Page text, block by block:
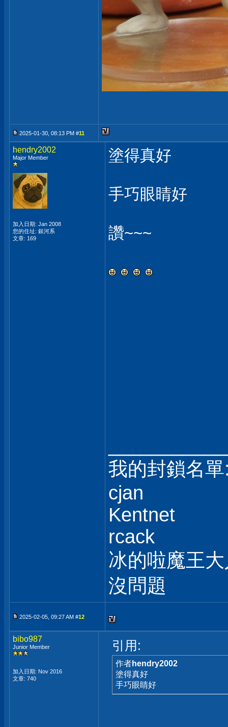
2025-01-30, 08:13 PM #11
hendry2002
Major Member
加入日期: Jan 2008
您的住址: 銀河系
文章: 169
塗得真好
手巧眼睛好
讚~~~
我的封鎖名
cjan
Kentnet
rcack
冰的啦魔王
沒問題
2025-02-05, 09:27 AM #12
bibo987
Junior Member
加入日期: Nov 2016
文章: 740
引用:
作者hendry2002
塗得真好
手巧眼睛好